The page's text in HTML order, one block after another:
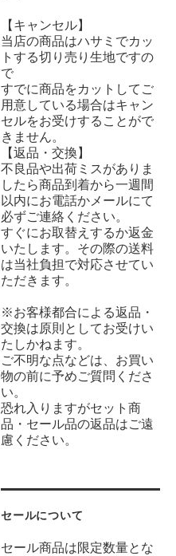
【キャンセル】
当店の商品はハサミでカッ
トする切り売り生地ですの
で
すでに商品をカットしてご
用意している場合はキャン
セルをお受けすることがで
きません。
【返品・交換】
不良品や出荷ミスがありま
したら商品到着から一週間
以内にお電話かメールにて
必ずご連絡ください。
すぐにお取替えするか返金
いたします。その際の送料
は当社負担で対応させてい
ただきます。
※お客様都合による返品・
交換は原則としてお受けい
たしかねます。
ご不明な点などは、お買い
物の前に予めご質問くださ
い。
恐れ入りますがセット商
品・セール品の返品はご遠
慮ください。
セールについて
セール商品は限定数量とな